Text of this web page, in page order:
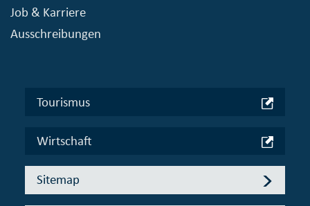
Job & Karriere
Ausschreibungen
Tourismus
Wirtschaft
Sitemap